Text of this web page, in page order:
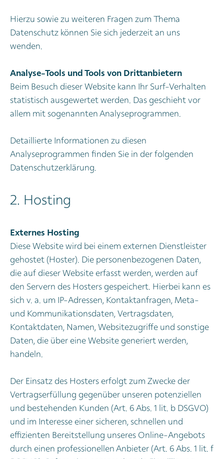
Hierzu sowie zu weiteren Fragen zum Thema
Datenschutz können Sie sich jederzeit an uns
wenden.
Analyse-Tools und Tools von Drittanbietern
Beim Besuch dieser Website kann Ihr Surf-Verhalten
statistisch ausgewertet werden. Das geschieht vor
allem mit sogenannten Analyseprogrammen.
Detaillierte Informationen zu diesen
Analyseprogrammen finden Sie in der folgenden
Datenschutzerklärung.
2. Hosting
Externes Hosting
Diese Website wird bei einem externen Dienstleister
gehostet (Hoster). Die personenbezogenen Daten,
die auf dieser Website erfasst werden, werden auf
den Servern des Hosters gespeichert. Hierbei kann es
sich v. a. um IP-Adressen, Kontaktanfragen, Meta-
und Kommunikationsdaten, Vertragsdaten,
Kontaktdaten, Namen, Websitezugriffe und sonstige
Daten, die über eine Website generiert werden,
handeln.
Der Einsatz des Hosters erfolgt zum Zwecke der
Vertragserfüllung gegenüber unseren potenziellen
und bestehenden Kunden (Art. 6 Abs. 1 lit. b DSGVO)
und im Interesse einer sicheren, schnellen und
effizienten Bereitstellung unseres Online-Angebots
durch einen professionellen Anbieter (Art. 6 Abs. 1 lit. f